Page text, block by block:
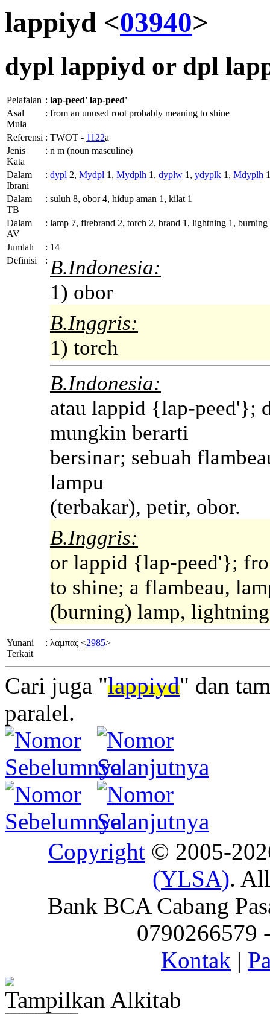
lappiyd <03940>
dypl lappiyd or dpl
Pelafalan : lap-peed' lap-peed'
Asal
Mula
: from an unused root probably meaning to shine
Referensi : TWOT - 1122a
Jenis
Kata
: n m (noun masculine)
Dalam
Ibrani
: dypl 2, Mydpl 1, Mydplh 1, dyplw 1, ydyplk 1, Mdyplh
Dalam
TB
: suluh 8, obor 4, hidup aman 1, kilat 1
Dalam
AV
: lamp 7, firebrand 2, torch 2, brand 1, lightning 1, burning
Jumlah : 14
Definisi
: B.Indonesia:
1) obor
B.Inggris:
1) torch
B.Indonesia:
atau lappid {lap-peed'};
mungkin berarti
bersinar; sebuah
lampu
(terbakar), petir, obor.
B.Inggris:
or lappid {lap-peed'};
to shine; a flambeau,
(burning) lamp,
Yunani
Terkait
: λαμπας <2985>
Cari juga "lappiyd" dan
paralel.
Copyright © 2005-
(YLSA).
Bank BCA Cabang
0790266579
Kontak |
Tampilkan Alkitab